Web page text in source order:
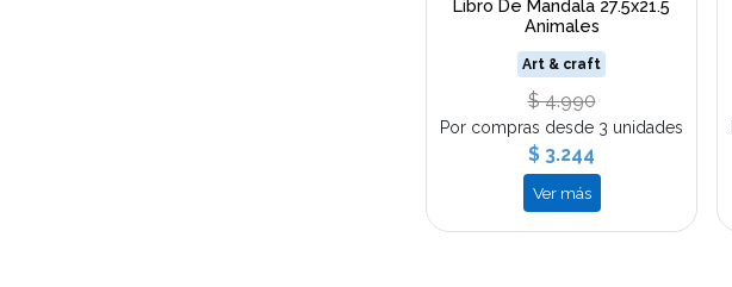
Libro De Mandala 27.5x21.5
Animales
Art & craft
$ 4.990
Por compras desde 3 unidades
$ 3.244
Ver más